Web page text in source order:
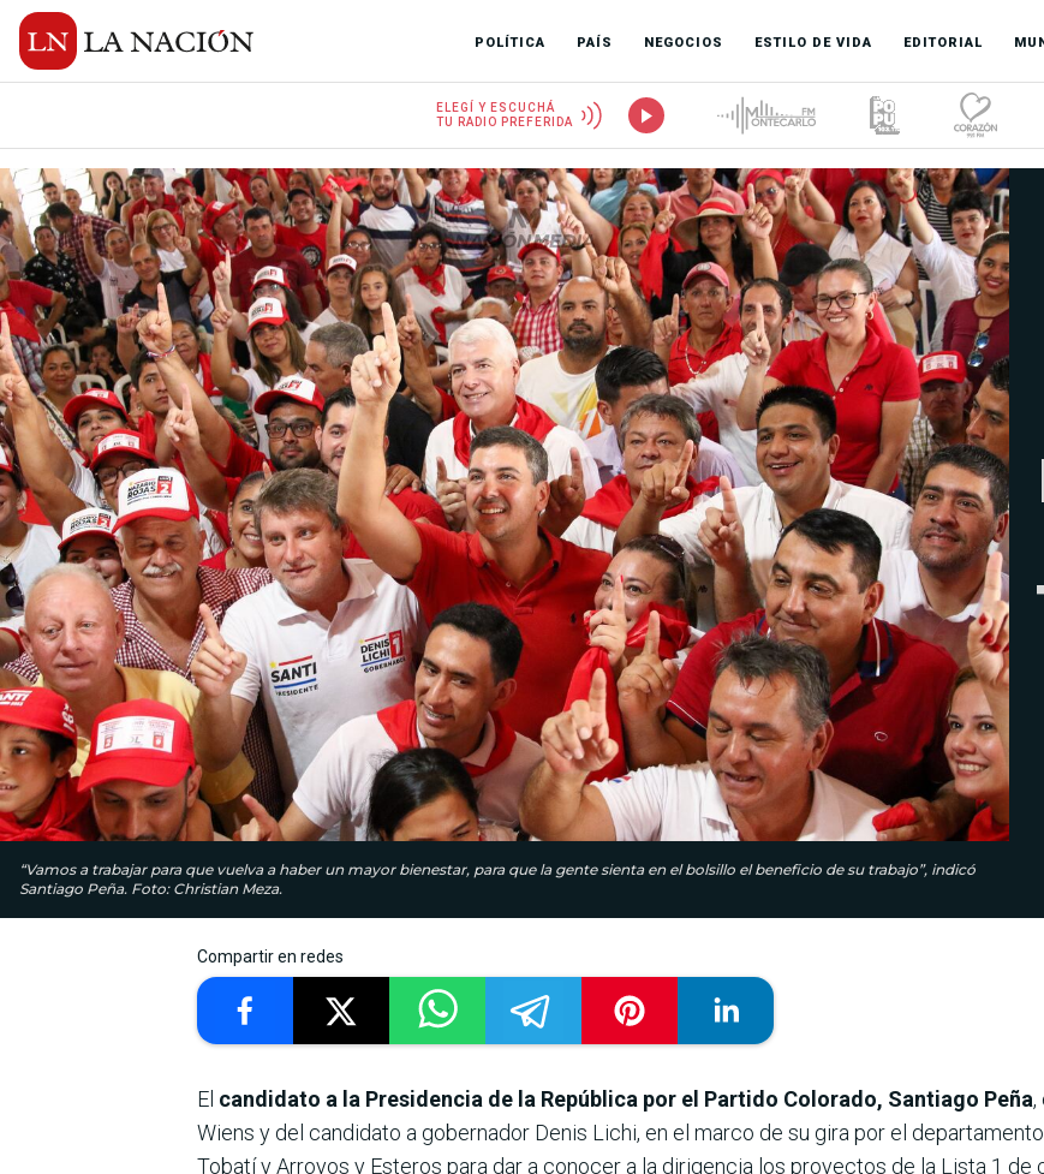
POLÍTICA PAÍS NEGOCIOS ESTILO DE VIDA EDITORIAL
ELEGÍ Y ESCUCHÁ
TU RADIO PREFERIDA
“Vamos a trabajar para que vuelva a haber un mayor bienestar, para que la gente sienta en el bolsillo el beneficio de su trabajo”, indicó
Santiago Peña. Foto: Christian Meza.
Compartir en redes
El candidato a la Presidencia de la República por el Partido Colorado, Santiago Peña,
Wiens y del candidato a gobernador Denis Lichi, en el marco de su gira por el
Tobatí y Arroyos y Esteros para dar a conocer a la dirigencia los proyectos de la Lista 1